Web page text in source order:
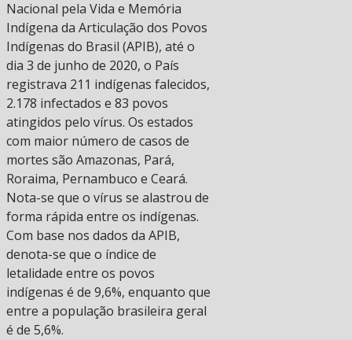
Nacional pela Vida e Memória
Indígena da Articulação dos Povos
Indígenas do Brasil (APIB), até o
dia 3 de junho de 2020, o País
registrava 211 indígenas falecidos,
2.178 infectados e 83 povos
atingidos pelo vírus. Os estados
com maior número de casos de
mortes são Amazonas, Pará,
Roraima, Pernambuco e Ceará.
Nota-se que o vírus se alastrou de
forma rápida entre os indígenas.
Com base nos dados da APIB,
denota-se que o índice de
letalidade entre os povos
indígenas é de 9,6%, enquanto que
entre a população brasileira geral
é de 5,6%.